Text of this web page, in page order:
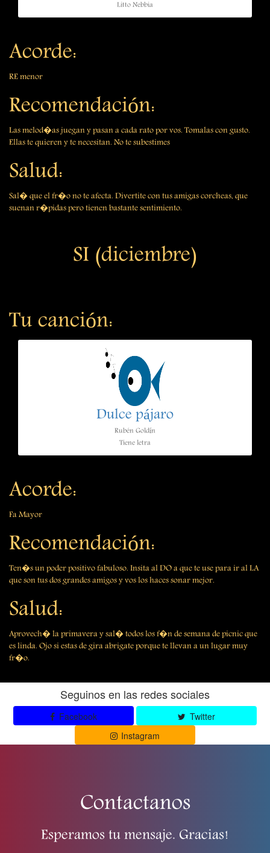
Litto Nebbia
Acorde:
RE menor
Recomendación:
Las melod�as juegan y pasan a cada rato por vos. Tomalas con gusto.
Ellas te quieren y te necesitan. No te subestimes
Salud:
Sal� que el fr�o no te afecta. Divertite con tus amigas corcheas, que
suenan r�pidas pero tienen bastante sentimiento.
SI (diciembre)
Tu canción:
Dulce pájaro
Rubén Goldín
Tiene letra
Acorde:
Fa Mayor
Recomendación:
Ten�s un poder positivo fabuloso. Insita al DO a que te use para ir al LA
que son tus dos grandes amigos y vos los haces sonar mejor.
Salud:
Aprovech� la primavera y sal� todos los f�n de semana de picnic que
es linda. Ojo si estas de gira abrigate porque te llevan a un lugar muy
fr�o.
Seguinos en las redes sociales
Facebook
Twitter
Instagram
Contactanos
Esperamos tu mensaje. Gracias!